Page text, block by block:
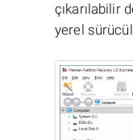
çıkarılabilir
yerel